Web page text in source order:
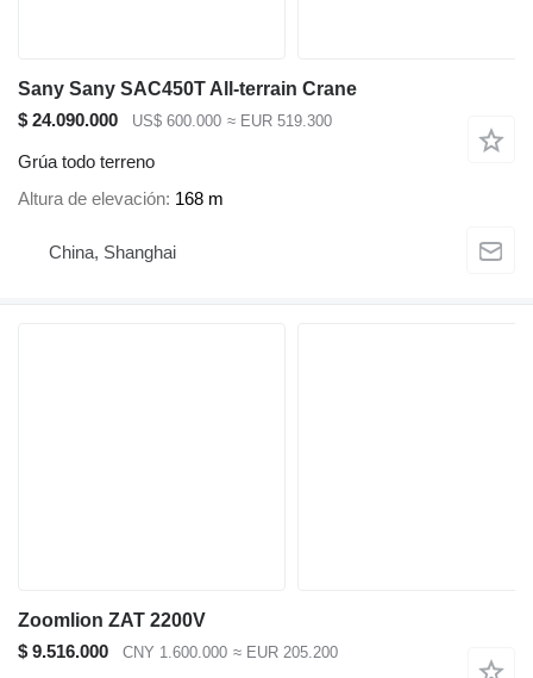
Sany Sany SAC450T All-terrain Crane
$ 24.090.000
US$ 600.000 ≈ EUR 519.300
Grúa todo terreno
Altura de elevación 168 m
China, Shanghai
Zoomlion ZAT 2200V
$ 9.516.000
CNY 1.600.000 ≈ EUR 205.200